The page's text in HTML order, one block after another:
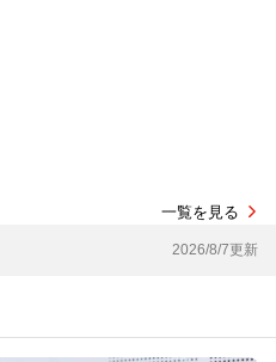
一覧を見る
2026/8/7更新